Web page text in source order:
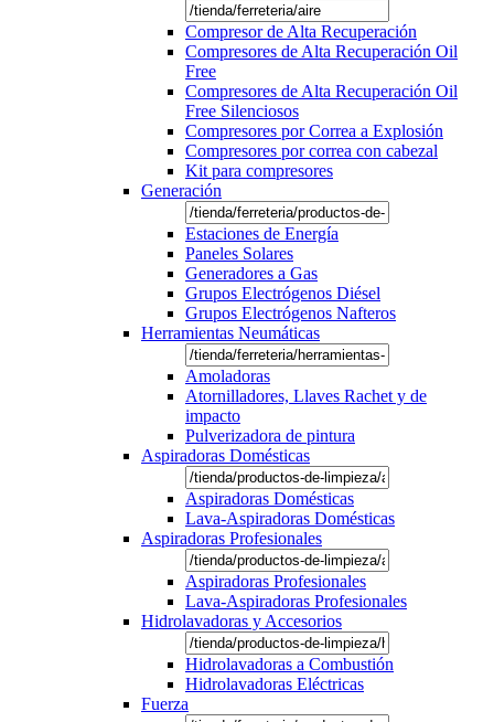
Compresor de Alta Recuperación
Compresores de Alta Recuperación Oil
Free
Compresores de Alta Recuperación Oil
Free Silenciosos
Compresores por Correa a Explosión
Compresores por correa con cabezal
Kit para compresores
Generación
Estaciones de Energía
Paneles Solares
Generadores a Gas
Grupos Electrógenos Diésel
Grupos Electrógenos Nafteros
Herramientas Neumáticas
Amoladoras
Atornilladores, Llaves Rachet y de
impacto
Pulverizadora de pintura
Aspiradoras Domésticas
Aspiradoras Domésticas
Lava-Aspiradoras Domésticas
Aspiradoras Profesionales
Aspiradoras Profesionales
Lava-Aspiradoras Profesionales
Hidrolavadoras y Accesorios
Hidrolavadoras a Combustión
Hidrolavadoras Eléctricas
Fuerza